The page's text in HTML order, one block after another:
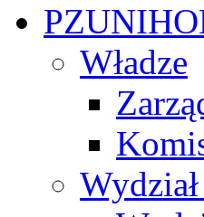
Władze